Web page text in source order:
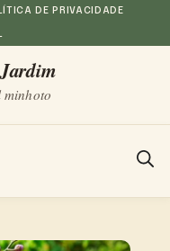
DE PRIVACIDADE
minhoto